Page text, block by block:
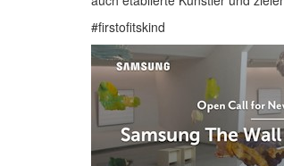
#firstofitskind